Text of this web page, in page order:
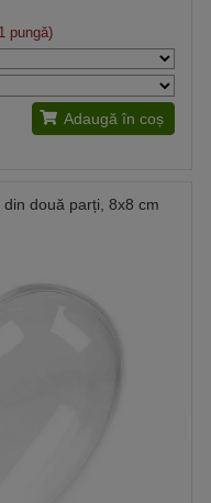
pungă)
Adaugă în coș
două parți, 8x8 cm